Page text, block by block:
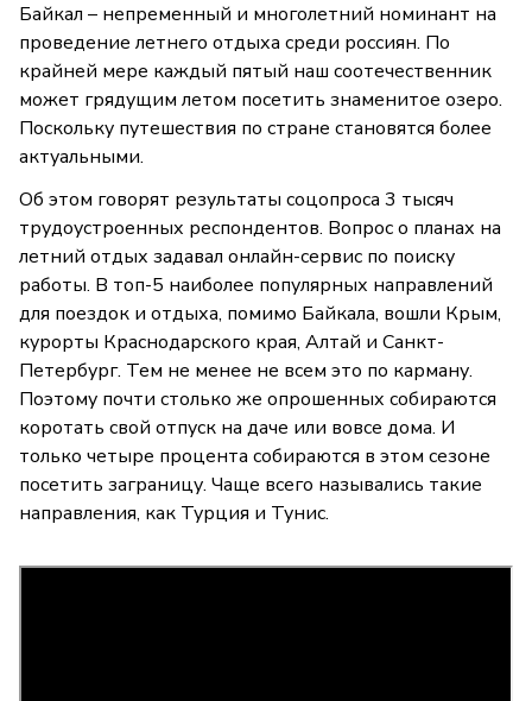
Байкал – непременный и многолетний номинант на
проведение летнего отдыха среди россиян. По
крайней мере каждый пятый наш соотечественник
может грядущим летом посетить знаменитое озеро.
Поскольку путешествия по стране становятся более
актуальными.
Об этом говорят результаты соцопроса 3 тысяч
трудоустроенных респондентов. Вопрос о планах на
летний отдых задавал онлайн-сервис по поиску
работы. В топ-5 наиболее популярных направлений
для поездок и отдыха, помимо Байкала, вошли Крым,
курорты Краснодарского края, Алтай и Санкт-
Петербург. Тем не менее не всем это по карману.
Поэтому почти столько же опрошенных собираются
коротать свой отпуск на даче или вовсе дома. И
только четыре процента собираются в этом сезоне
посетить заграницу. Чаще всего назывались такие
направления, как Турция и Тунис.